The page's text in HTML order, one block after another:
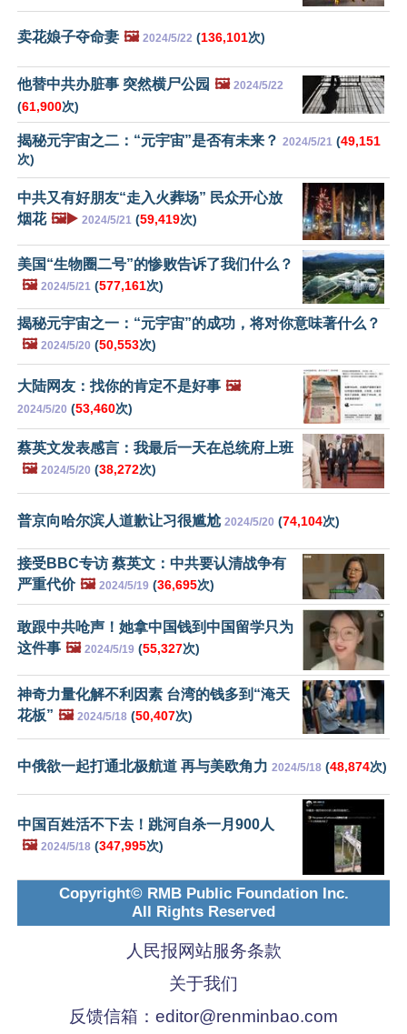
卖花娘子夺命妻 🖼️ 2024/5/22 (136,101次)
他替中共办脏事 突然横尸公园 🖼️ 2024/5/22
(61,900次)
揭秘元宇宙之二：“元宇宙”是否有未来？ 2024/5/21 (49,151
次)
中共又有好朋友“走入火葬场” 民众开心放
烟花 🖼️▶️ 2024/5/21 (59,419次)
美国“生物圈二号”的惨败告诉了我们什么？
🖼️ 2024/5/21 (577,161次)
揭秘元宇宙之一：“元宇宙”的成功，将对你意味著什么？
🖼️ 2024/5/20 (50,553次)
大陆网友：找你的肯定不是好事 🖼️
2024/5/20 (53,460次)
蔡英文发表感言：我最后一天在总统府上班
🖼️ 2024/5/20 (38,272次)
普京向哈尔滨人道歉让习很尴尬 2024/5/20 (74,104次)
接受BBC专访 蔡英文：中共要认清战争有
严重代价 🖼️ 2024/5/19 (36,695次)
敢跟中共呛声！她拿中国钱到中国留学只为
这件事 🖼️ 2024/5/19 (55,327次)
神奇力量化解不利因素 台湾的钱多到“淹天
花板” 🖼️ 2024/5/18 (50,407次)
中俄欲一起打通北极航道 再与美欧角力 2024/5/18 (48,874次)
中国百姓活不下去！跳河自杀一月900人
🖼️ 2024/5/18 (347,995次)
Copyright© RMB Public Foundation Inc.
All Rights Reserved
人民报网站服务条款
关于我们
反馈信箱： editor@renminbao.com